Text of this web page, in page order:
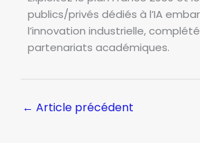
publics/privés dédiés à l’IA
l’innovation industrielle,
partenariats académiques.
← Article précédent